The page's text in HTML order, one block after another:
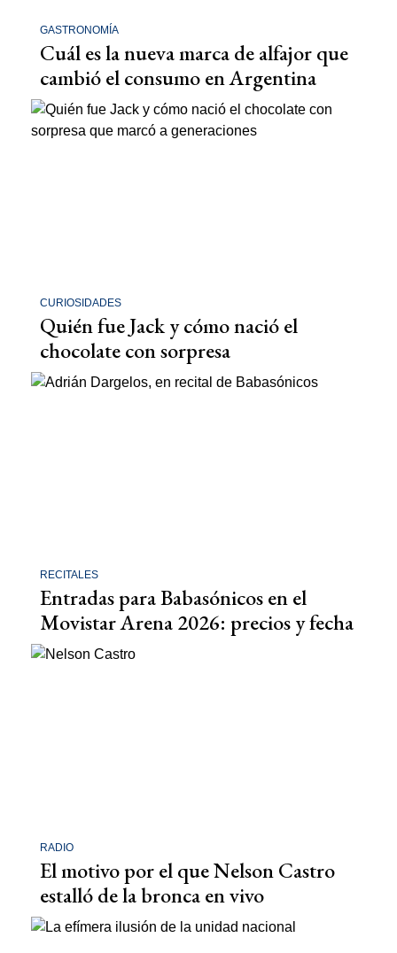
GASTRONOMÍA
Cuál es la nueva marca de alfajor que
cambió el consumo en Argentina
CURIOSIDADES
Quién fue Jack y cómo nació el
chocolate con sorpresa
RECITALES
Entradas para Babasónicos en el
Movistar Arena 2026: precios y fecha
RADIO
El motivo por el que Nelson Castro
estalló de la bronca en vivo